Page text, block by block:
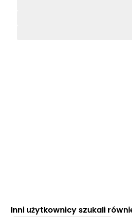
Inni użytkownicy szukali